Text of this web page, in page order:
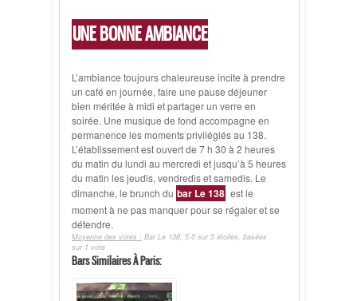
UNE BONNE AMBIANCE
L’ambiance toujours chaleureuse incite à prendre
un café en journée, faire une pause déjeuner
bien méritée à midi et partager un verre en
soirée. Une musique de fond accompagne en
permanence les moments privilégiés au 138.
L’établissement est ouvert de 7 h 30 à 2 heures
du matin du lundi au mercredi et jusqu’à 5 heures
du matin les jeudis, vendredis et samedis. Le
dimanche, le brunch du bar Le 138 est le
moment à ne pas manquer pour se régaler et se
détendre.
Moyenne des votes : Bar Le 138, 5.0 sur5 étoiles, basées
sur 1 vote
Bars Similaires À Paris: